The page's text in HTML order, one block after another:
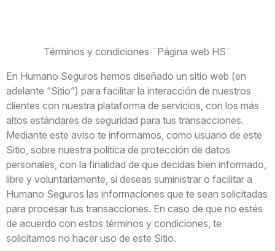
Términos y condiciones ¨Página web HS¨
En Humano Seguros hemos diseñado un sitio web (en
adelante “Sitio”) para facilitar la interacción de nuestros
clientes con nuestra plataforma de servicios, con los más
altos estándares de seguridad para tus transacciones.
Mediante este aviso te informamos, como usuario de este
Sitio, sobre nuestra política de protección de datos
personales, con la finalidad de que decidas bien informado,
libre y voluntariamente, si deseas suministrar o facilitar a
Humano Seguros las informaciones que te sean solicitadas
para procesar tus transacciones. En caso de que no estés
de acuerdo con estos términos y condiciones, te
solicitamos no hacer uso de este Sitio.